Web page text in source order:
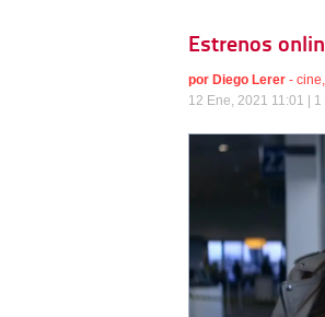
Estrenos
por Diego Lerer - cine,
12 Ene, 2021 11:01 | 1